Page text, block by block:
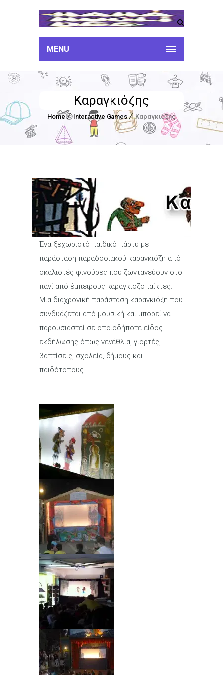
MENU
Καραγκιόζης
Home Interactive Games Καραγκιόζης
Ένα ξεχωριστό παιδικό πάρτυ με
παράσταση παραδοσιακού καραγκιόζη από
σκαλιστές φιγούρες που ζωντανεύουν στο
πανί από έμπειρους καραγκιοζοπαίκτες.
Μια διαχρονική παράσταση καραγκιόζη που
συνδυάζεται από μουσική και μπορεί να
παρουσιαστεί σε οποιοδήποτε είδος
εκδήλωσης όπως γενέθλια, γιορτές,
βαπτίσεις, σχολεία, δήμους και
παιδότοπους.